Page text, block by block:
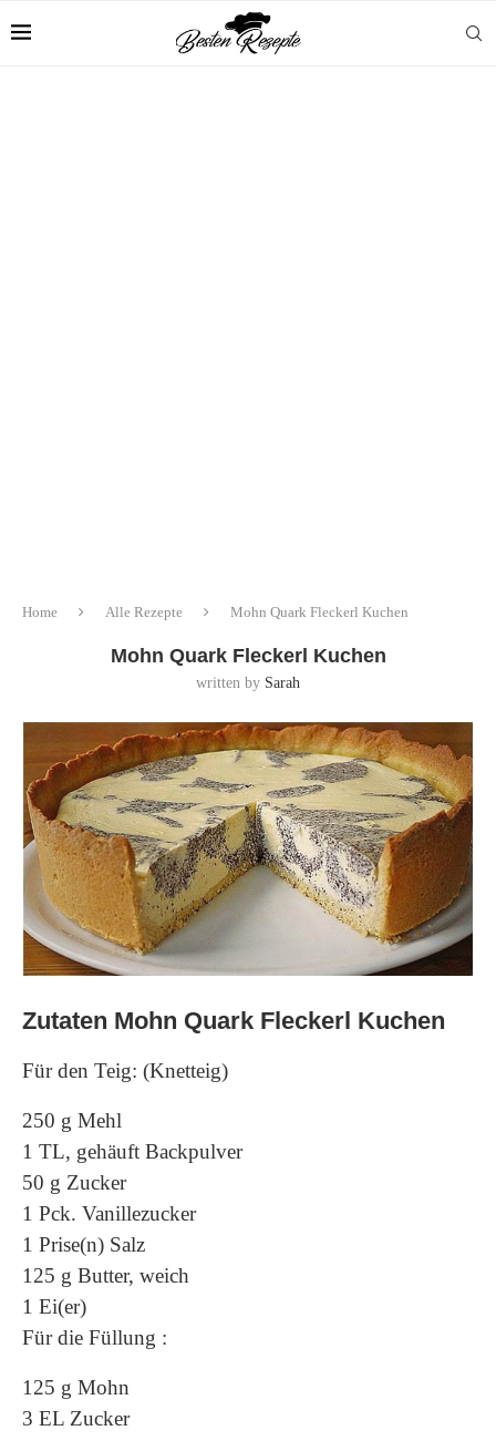
Home Alle Rezepte Mohn Quark Fleckerl Kuchen
Mohn Quark Fleckerl Kuchen
written by Sarah
Zutaten Mohn Quark Fleckerl Kuchen
Für den Teig: (Knetteig)
250 g Mehl
1 TL, gehäuft Backpulver
50 g Zucker
1 Pck. Vanillezucker
1 Prise(n) Salz
125 g Butter, weich
1 Ei(er)
Für die Füllung :
125 g Mohn
3 EL Zucker